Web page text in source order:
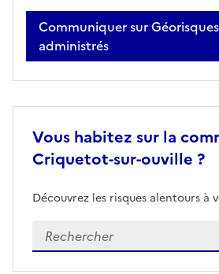
Communiquer sur
administrés
Vous habitez sur la
Criquetot-sur-ouville ?
Découvrez les risques alentours à
Veuillez renseigner votre